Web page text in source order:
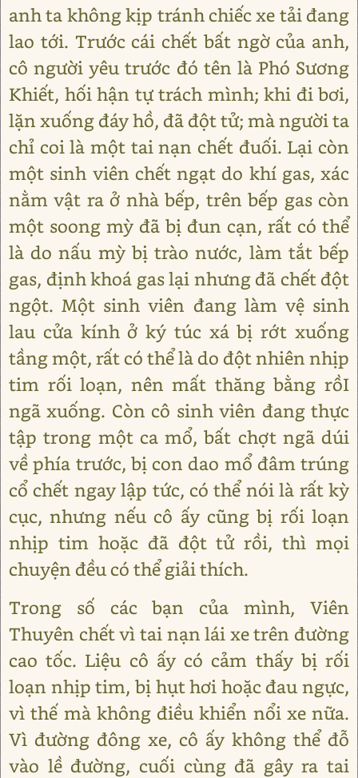
anh ta không kịp tránh chiếc xe tải đang
lao tới. Trước cái chết bất ngờ của anh,
cô người yêu trước đó tên là Phó Sương
Khiết, hối hận tự trách mình; khi đi bơi,
lặn xuống đáy hồ, đã đột tử; mà người ta
chỉ coi là một tai nạn chết đuối. Lại còn
một sinh viên chết ngạt do khí gas, xác
nằm vật ra ở nhà bếp, trên bếp gas còn
một soong mỳ đã bị đun cạn, rất có thể
là do nấu mỳ bị trào nước, làm tắt bếp
gas, định khoá gas lại nhưng đã chết đột
ngột. Một sinh viên đang làm vệ sinh
lau cửa kính ở ký túc xá bị rớt xuống
tầng một, rất có thể là do đột nhiên nhịp
tim rối loạn, nên mất thăng bằng rồI
ngã xuống. Còn cô sinh viên đang thực
tập trong một ca mổ, bất chợt ngã dúi
về phía trước, bị con dao mổ đâm trúng
cổ chết ngay lập tức, có thể nói là rất kỳ
cục, nhưng nếu cô ấy cũng bị rối loạn
nhịp tim hoặc đã đột tử rồi, thì mọi
chuyện đều có thể giải thích.
Trong số các bạn của mình, Viên
Thuyên chết vì tai nạn lái xe trên đường
cao tốc. Liệu cô ấy có cảm thấy bị rối
loạn nhịp tim, bị hụt hơi hoặc đau ngực,
vì thế mà không điều khiển nổi xe nữa.
Vì đường đông xe, cô ấy không thể đỗ
vào lề đường, cuối cùng đã gây ra tai